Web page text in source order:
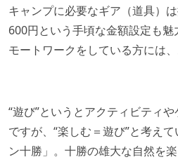
キャンプに必要なギア（道具）
600円という手頃な金額設定も魅
モートワークをしている方には
“遊び”というとアクティビティ
ですが、“楽しむ＝遊び”と考え
ン十勝」。十勝の雄大な自然を